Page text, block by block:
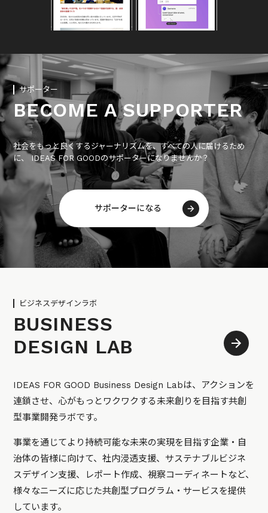
サポーター
BECOME A SUPPORTER
社会をもっと良くするジャーナリズムを、すべての人に届けるため
に、 IDEAS FOR GOODのサポーターになりませんか？
サポーターになる
ビジネスデザインラボ
BUSINESS
DESIGN LAB
IDEAS FOR GOOD Business Design Labは、アクションを
連鎖させ、心がもっとワクワクする未来創りを目指す共創
型事業開発ラボです。
事業を通じてより持続可能な未来の実現を目指す企業・自
治体の皆様に向けて、社内浸透支援、サステナブルビジネ
スデザイン支援、レポート作成、視察コーディネートなど、
様々なニーズに応じた共創型プログラム・サービスを提供
しています。